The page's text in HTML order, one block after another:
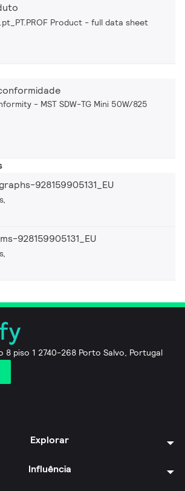
Product - full data sheet
- MST SDW-TG Mini 50W/825
928159905131_EU
928159905131_EU
8 piso 1 2740-268 Porto Salvo, Portugal
Explorar
Influência